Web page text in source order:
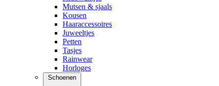
Mutsen & sjaals
Kousen
Haaraccessoires
Juweeltjes
Petten
Tasjes
Rainwear
Horloges
Schoenen